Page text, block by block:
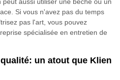
Si vous n'avez pas du temps
pas l'art, vous pouvez
spécialisée en entretien de
un atout que Klien